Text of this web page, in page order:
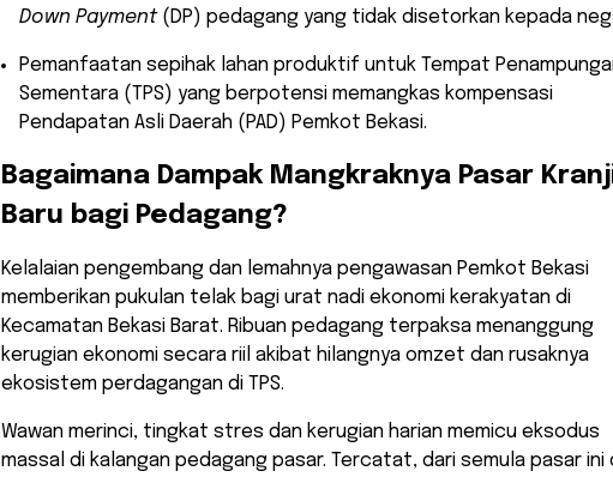
Down Payment(DP) pedagang yang tidak disetorkan kepada
​Pemanfaatan sepihak lahan produktif untuk Tempat
Sementara (TPS) yang berpotensi memangkas kompensasi
Pendapatan Asli Daerah (PAD) Pemkot Bekasi.
​Bagaimana Dampak Mangkraknya Pasar
Baru bagi Pedagang?
​Kelalaian pengembang dan lemahnya pengawasan Pemkot Bekasi
memberikan pukulan telak bagi urat nadi ekonomi kerakyatan di
Kecamatan Bekasi Barat. Ribuan pedagang terpaksa menanggung
kerugian ekonomi secara riil akibat hilangnya omzet dan rusaknya
ekosistem perdagangan di TPS.
​Wawan merinci, tingkat stres dan kerugian harian memicu eksodus
massal di kalangan pedagang pasar. Tercatat, dari semula pasar ini